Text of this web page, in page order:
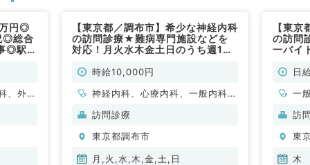
円◎
◎総合
◎駅徒
、外科
【東京都／調布市】希少な神経内科
の訪問診療★難病専門施設などを
対応！月火水木金土日のうち週1日
験の先生歓迎！訪問診療のお仕事で
時給10,000円
神経内科、心療内科、一般内科、
循環器内科、呼吸器内科、消化器
科、老年内科、膠原病科
訪問診療
東京都調布市
月,火,水,木,金,土,日
【東
の訪問
一バイ
日
一
訪
東
木